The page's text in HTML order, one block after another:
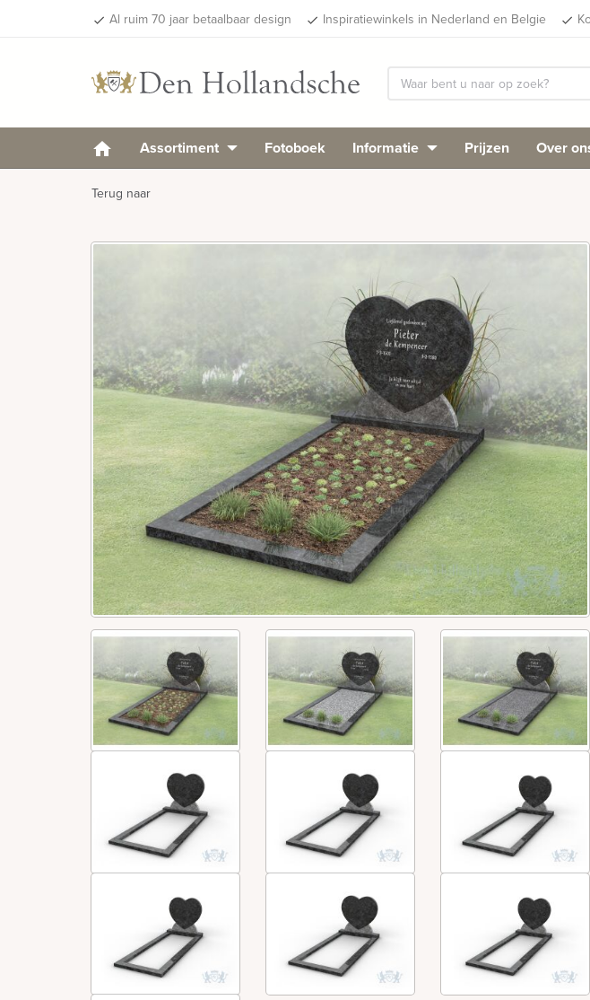
done Al ruim 70 jaar betaalbaar design done Inspiratiewinkels in Nederland en Belgie done
Assortiment Fotoboek Informatie Prijzen Over
Terug naar